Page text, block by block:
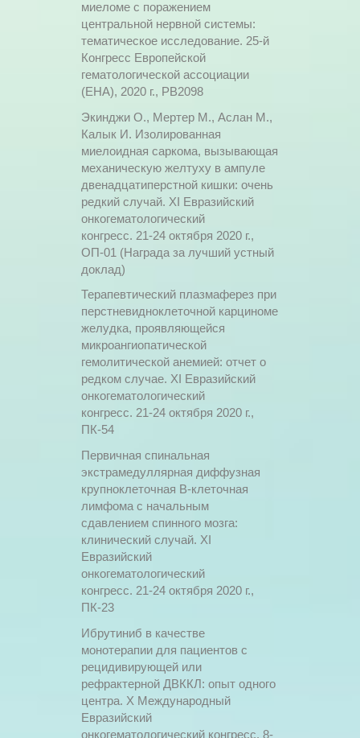
миеломе с поражением
центральной нервной системы:
тематическое исследование. 25-й
Конгресс Европейской
гематологической ассоциации
(EHA), 2020 г., PB2098
Экинджи О., Мертер М., Аслан М.,
Калык И. Изолированная
миелоидная саркома, вызывающая
механическую желтуху в ампуле
двенадцатиперстной кишки: очень
редкий случай. XI Евразийский
онкогематологический
конгресс. 21-24 октября 2020 г.,
ОП-01 (Награда за лучший устный
доклад)
Терапевтический плазмаферез при
перстневидноклеточной карциноме
желудка, проявляющейся
микроангиопатической
гемолитической анемией: отчет о
редком случае. XI Евразийский
онкогематологический
конгресс. 21-24 октября 2020 г.,
ПК-54
Первичная спинальная
экстрамедуллярная диффузная
крупноклеточная В-клеточная
лимфома с начальным
сдавлением спинного мозга:
клинический случай. XI
Евразийский
онкогематологический
конгресс. 21-24 октября 2020 г.,
ПК-23
Ибрутиниб в качестве
монотерапии для пациентов с
рецидивирующей или
рефрактерной ДВККЛ: опыт одного
центра. X Международный
Евразийский
онкогематологический конгресс. 8-